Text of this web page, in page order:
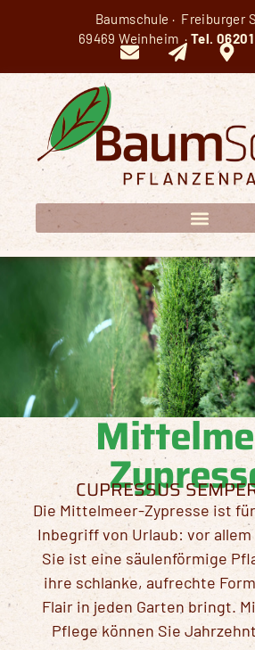
Baumschule · Freiburger
69469 Weinheim ·Tel.
CUPRESSUS
Die Mittelmeer-Zypresse ist
Inbegriff von Urlaub: vor allem
Sie ist eine säulenförmige
ihre schlanke, aufrechte
Flair in jeden Garten bringt.
Pflege können Sie